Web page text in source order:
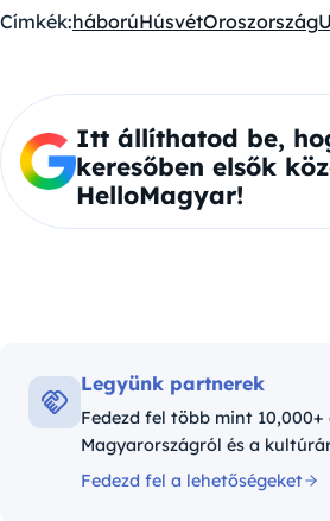
Címkék:háborúHúsvétOroszország
Itt állíthatod be,
keresőben elsők
HelloMagyar!
Legyünk partnerek
Fedezd fel több mint
Magyarországról és a
Fedezd fel a lehetőségeket